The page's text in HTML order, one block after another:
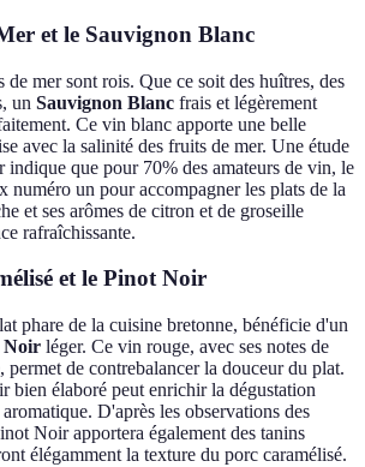
et le Sauvignon Blanc
mer sont rois. Que ce soit des huîtres, des
un Sauvignon Blanc frais et légèrement
Ce vin blanc apporte une belle
avec la salinité des fruits de mer. Une étude
que pour 70% des amateurs de vin, le
numéro un pour accompagner les plats de la
et ses arômes de citron et de groseille
rafraîchissante.
et le Pinot Noir
phare de la cuisine bretonne, bénéficie d'un
Noir léger. Ce vin rouge, avec ses notes de
permet de contrebalancer la douceur du plat.
bien élaboré peut enrichir la dégustation
D'après les observations des
Noir apportera également des tanins
élégamment la texture du porc caramélisé.